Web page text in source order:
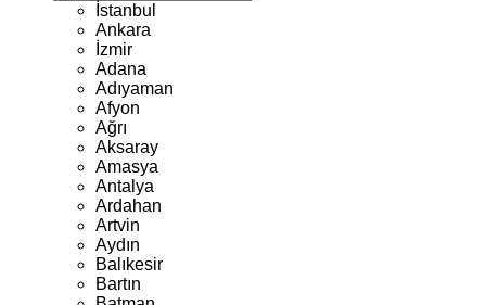
İstanbul
Ankara
İzmir
Adana
Adıyaman
Afyon
Ağrı
Aksaray
Amasya
Antalya
Ardahan
Artvin
Aydın
Balıkesir
Bartın